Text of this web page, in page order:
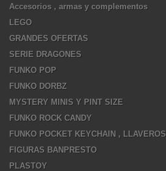
Accesorios , armas y complementos
LEGO
GRANDES OFERTAS
SERIE DRAGONES
FUNKO POP
FUNKO DORBZ
MYSTERY MINIS Y PINT SIZE
FUNKO ROCK CANDY
FUNKO POCKET KEYCHAIN , LLAVEROS
FIGURAS BANPRESTO
PLASTOY